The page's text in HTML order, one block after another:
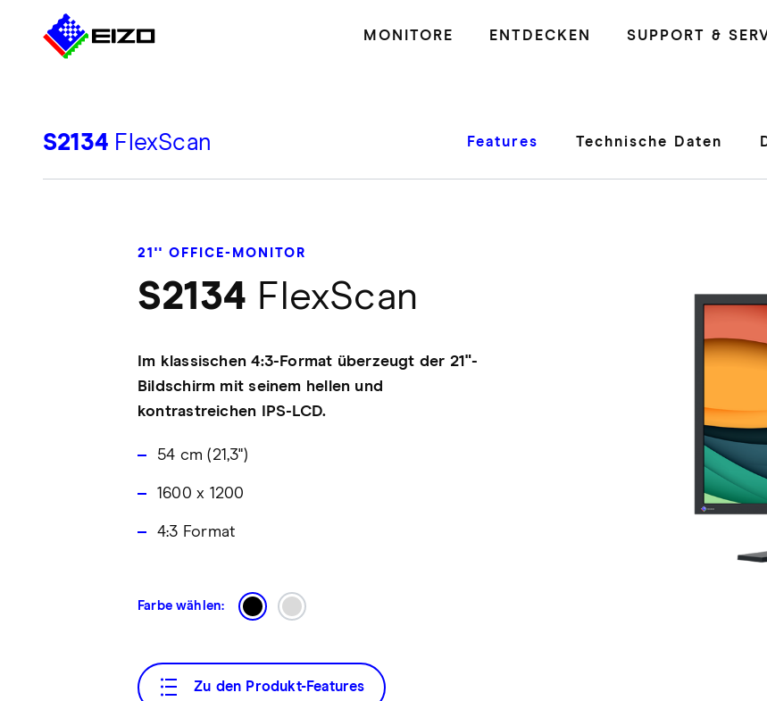
MONITORE ENTDECKEN SUPPORT &
S2134 FlexScan Features Technische Daten
21'' OFFICE-MONITOR
S2134 FlexScan
Im klassischen 4:3-Format überzeugt der 21"-
Bildschirm mit seinem hellen und
kontrastreichen IPS-LCD.
54 cm (21,3")
1600 x 1200
4:3 Format
Farbe wählen:
Zu den Produkt-Features